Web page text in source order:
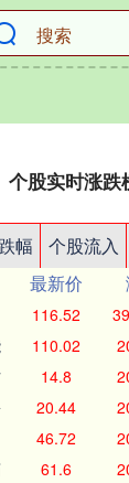
个股实时涨跌
幅 个股流入
最新价
116.52
110.02
14.8
20.44
46.72
61.6